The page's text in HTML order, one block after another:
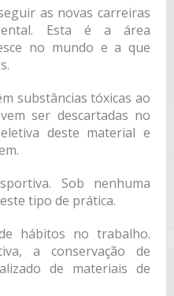
as novas carreiras
Esta é a área
no mundo e a que
substâncias tóxicas ao
ser descartadas no
deste material e
Sob nenhuma
tipo de prática.
hábitos no trabalho.
a conservação de
de materiais de